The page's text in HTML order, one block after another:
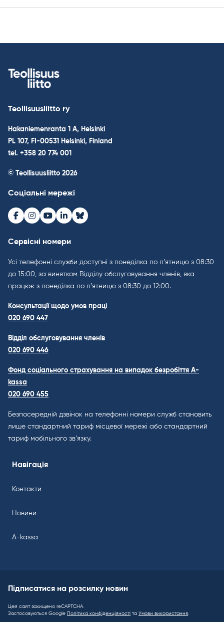
Teollisuusliitto ry
Hakaniemenranta 1 A, Helsinki
PL 107, FI-00531 Helsinki, Finland
tel. +358 20 774 001
© Teollisuusliitto 2026
Соціальні мережі
Facebook
Instagram
Youtube
LinkedInBluesky
Сервісні номери
Усі телефонні служби доступні з понеділка по п’ятницю з 08:30
до 15:00, за винятком Відділу обслуговування членів, яка
працює з понеділка по п’ятницю з 08:30 до 12:00.
Консультації щодо умов праці
020 690 447
Відділ обслуговування членів
020 690 446
Фонд соціального страхування на випадок безробіття A-
kassa
020 690 455
Безпосередній дзвінок на телефонні номери служб становить
лише стандартний тариф місцевої мережі або стандартний
тариф мобільного зв’язку.
Навігація
Контакти
Новини
A-kassa
Підписатися на розсилку новин
Цей сайт захищено reCAPTCHA.
Застосовуються Google Політика конфіденційності та Умови використання.